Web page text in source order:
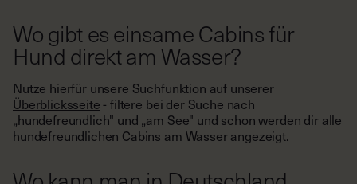
Wo gibt es einsame Cabins für
Hund direkt am Wasser?
Nutze hierfür unsere Suchfunktion auf unserer
Überblicksseite- filtere bei der Suche nach
„hundefreundlich" und „am See" und schon werden dir alle
hundefreundlichen Cabins am Wasser angezeigt.